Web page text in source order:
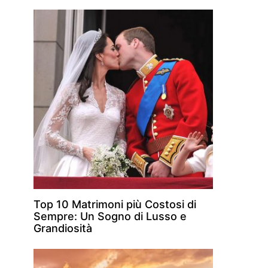
Top 10 Matrimoni più Costosi di
Sempre: Un Sogno di Lusso e
Grandiosità